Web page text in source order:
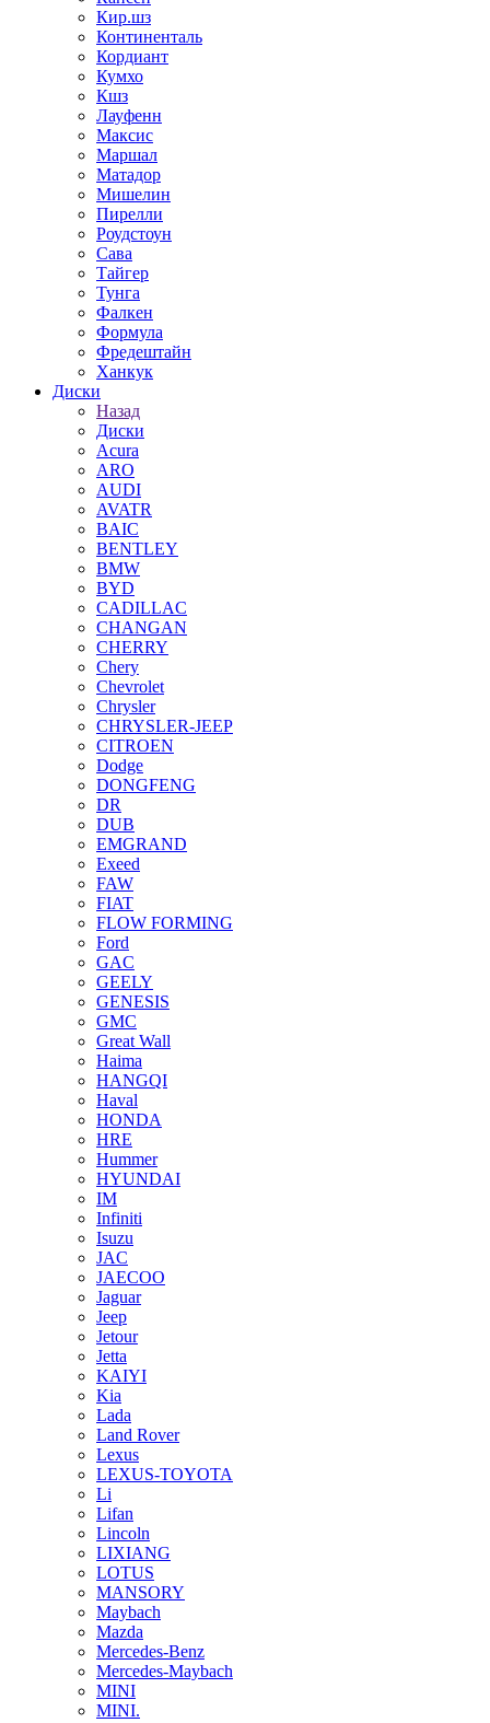
Кир.шз
Континенталь
Кордиант
Кумхо
Кшз
Лауфенн
Максис
Маршал
Матадор
Мишелин
Пирелли
Роудстоун
Сава
Тайгер
Тунга
Фалкен
Формула
Фредештайн
Ханкук
Диски
Назад
Диски
Acura
ARO
AUDI
AVATR
BAIC
BENTLEY
BMW
BYD
CADILLAC
CHANGAN
CHERRY
Chery
Chevrolet
Chrysler
CHRYSLER-JEEP
CITROEN
Dodge
DONGFENG
DR
DUB
EMGRAND
Exeed
FAW
FIAT
FLOW FORMING
Ford
GAC
GEELY
GENESIS
GMC
Great Wall
Haima
HANGQI
Haval
HONDA
HRE
Hummer
HYUNDAI
IM
Infiniti
Isuzu
JAC
JAECOO
Jaguar
Jeep
Jetour
Jetta
KAIYI
Kia
Lada
Land Rover
Lexus
LEXUS-TOYOTA
Li
Lifan
Lincoln
LIXIANG
LOTUS
MANSORY
Maybach
Mazda
Mercedes-Benz
Mercedes-Maybach
MINI
MINI.